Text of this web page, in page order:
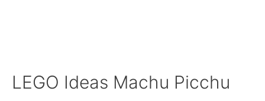
LEGO Ideas Machu Picchu